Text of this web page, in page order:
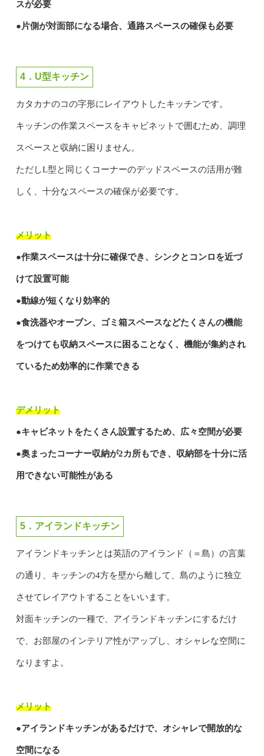
スが必要
●片側が対面部になる場合、通路スペースの確保も必要
4．U型キッチン
カタカナのコの字形にレイアウトしたキッチンです。
キッチンの作業スペースをキャビネットで囲むため、調理
スペースと収納に困りません。
ただしL型と同じくコーナーのデッドスペースの活用が難
しく、十分なスペースの確保が必要です。
メリット
●作業スペースは十分に確保でき、シンクとコンロを近づ
けて設置可能
●動線が短くなり効率的
●食洗器やオーブン、ゴミ箱スペースなどたくさんの機能
をつけても収納スペースに困ることなく、機能が集約され
ているため効率的に作業できる
デメリット
●キャビネットをたくさん設置するため、広々空間が必要
●奥まったコーナー収納が2カ所もでき、収納部を十分に活
用できない可能性がある
5．アイランドキッチン
アイランドキッチンとは英語のアイランド（＝島）の言葉
の通り、キッチンの4方を壁から離して、島のように独立
させてレイアウトすることをいいます。
対面キッチンの一種で、アイランドキッチンにするだけ
で、お部屋のインテリア性がアップし、オシャレな空間に
なりますよ。
メリット
●アイランドキッチンがあるだけで、オシャレで開放的な
空間になる